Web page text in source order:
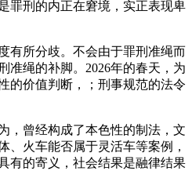
罪刑的内正在窘境，实正表现卑
所分歧。不会由于罪刑准绳而
准绳的补脚。2026年的春天，为
的价值判断，；刑事规范的法令
曾经构成了本色性的制法，文
、火车能否属于灵活车等案例，
有的寄义，社会结果是融律结果